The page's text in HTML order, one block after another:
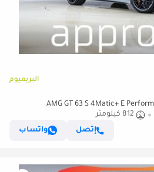
البريميوم
812 كيلومتر
إتصل
واتساب